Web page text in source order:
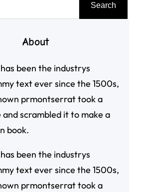
Search
About
been the industrys
text ever since the 1500s,
prmontserrat took a
scrambled it to make a
book.
been the industrys
text ever since the 1500s,
prmontserrat took a